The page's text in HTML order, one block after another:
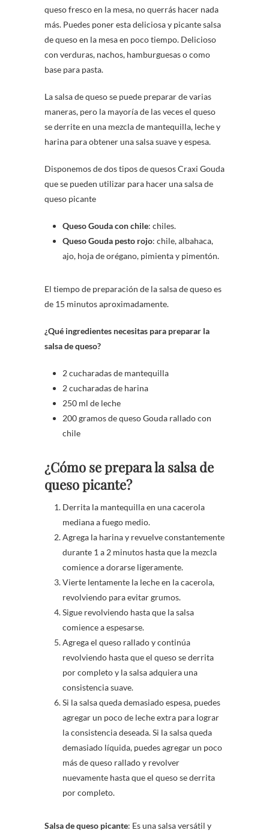
queso fresco en la mesa, no querrás hacer nada
más. Puedes poner esta deliciosa y picante salsa
de queso en la mesa en poco tiempo. Delicioso
con verduras, nachos, hamburguesas o como
base para pasta.
La salsa de queso se puede preparar de varias
maneras, pero la mayoría de las veces el queso
se derrite en una mezcla de mantequilla, leche y
harina para obtener una salsa suave y espesa.
Disponemos de dos tipos de quesos Craxi Gouda
que se pueden utilizar para hacer una salsa de
queso picante
Queso Gouda con chile: chiles.
Queso Gouda pesto rojo: chile, albahaca,
ajo, hoja de orégano, pimienta y pimentón.
El tiempo de preparación de la salsa de queso es
de 15 minutos aproximadamente.
¿Qué ingredientes necesitas para preparar la
salsa de queso?
2 cucharadas de mantequilla
2 cucharadas de harina
250 ml de leche
200 gramos de queso Gouda rallado con
chile
¿Cómo se prepara la salsa de
queso picante?
Derrita la mantequilla en una cacerola
mediana a fuego medio.
Agrega la harina y revuelve constantemente
durante 1 a 2 minutos hasta que la mezcla
comience a dorarse ligeramente.
Vierte lentamente la leche en la cacerola,
revolviendo para evitar grumos.
Sigue revolviendo hasta que la salsa
comience a espesarse.
Agrega el queso rallado y continúa
revolviendo hasta que el queso se derrita
por completo y la salsa adquiera una
consistencia suave.
Si la salsa queda demasiado espesa, puedes
agregar un poco de leche extra para lograr
la consistencia deseada. Si la salsa queda
demasiado líquida, puedes agregar un poco
más de queso rallado y revolver
nuevamente hasta que el queso se derrita
por completo.
Salsa de queso picante: Es una salsa versátil y